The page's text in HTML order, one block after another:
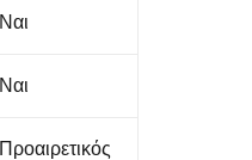
Ναι
Ναι
Προαιρετικός